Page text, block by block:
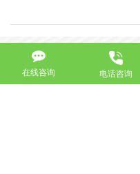
高端网站定制
在线咨询 电话咨询